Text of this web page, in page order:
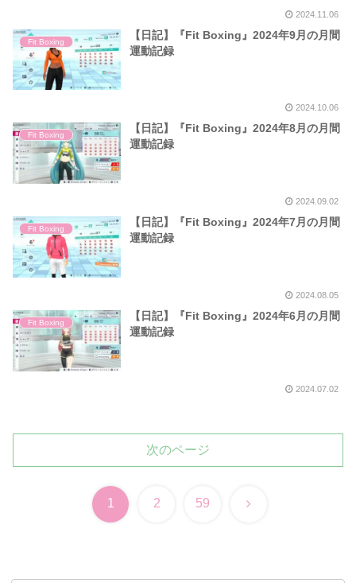
2024.11.06
Fit Boxing
【日記】『Fit Boxing』2024年9月の月間
運動記録
2024.10.06
Fit Boxing
【日記】『Fit Boxing』2024年8月の月間
運動記録
2024.09.02
Fit Boxing
【日記】『Fit Boxing』2024年7月の月間
運動記録
2024.08.05
Fit Boxing
【日記】『Fit Boxing』2024年6月の月間
運動記録
2024.07.02
次のページ
1 2 59 次